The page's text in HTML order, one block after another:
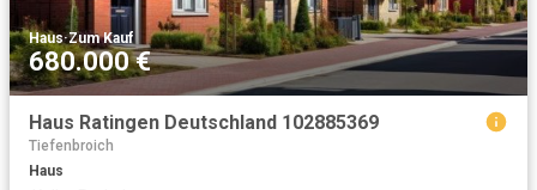
Haus·Zum Kauf
680.000 €
Haus Ratingen Deutschland 102885369
Tiefenbroich
Haus